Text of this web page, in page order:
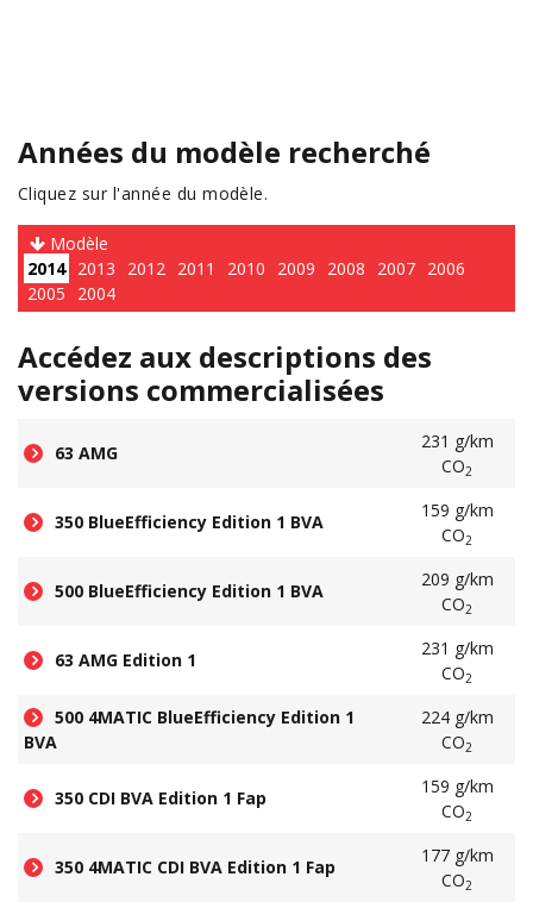
Années du modèle recherché
Cliquez sur l'année du modèle.
Modèle
2014 2013 2012 2011 2010 2009 2008 2007 2006
2005
2004
Accédez aux descriptions des
versions commercialisées
63 AMG
231 g/km
CO2
350 BlueEfficiency Edition 1 BVA
159 g/km
CO2
500 BlueEfficiency Edition 1 BVA
209 g/km
CO2
63 AMG Edition 1
231 g/km
CO2
500 4MATIC BlueEfficiency Edition 1
BVA
224 g/km
CO2
350 CDI BVA Edition 1 Fap
159 g/km
CO2
350 4MATIC CDI BVA Edition 1 Fap
177 g/km
CO2